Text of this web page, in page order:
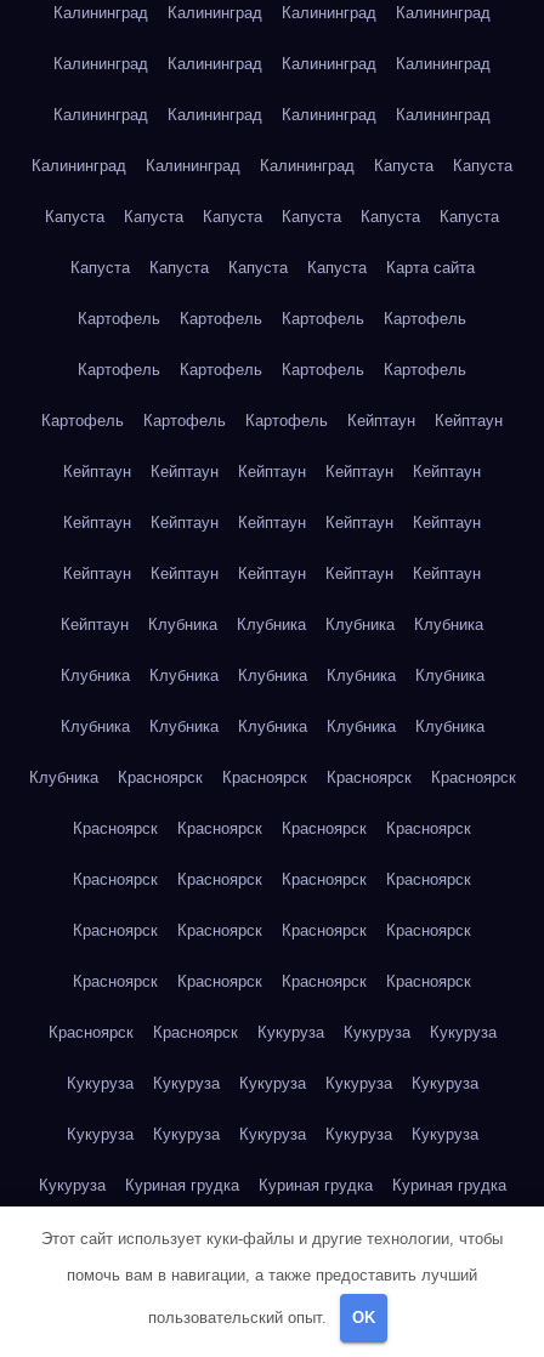
Калининград Калининград Калининград Калининград
Калининград Калининград Калининград Калининград
Калининград Калининград Калининград Калининград
Калининград Калининград Калининград Капуста Капуста
Капуста Капуста Капуста Капуста Капуста Капуста
Капуста Капуста Капуста Капуста Карта сайта
Картофель Картофель Картофель Картофель
Картофель Картофель Картофель Картофель
Картофель Картофель Картофель Кейптаун Кейптаун
Кейптаун Кейптаун Кейптаун Кейптаун Кейптаун
Кейптаун Кейптаун Кейптаун Кейптаун Кейптаун
Кейптаун Кейптаун Кейптаун Кейптаун Кейптаун
Кейптаун Клубника Клубника Клубника Клубника
Клубника Клубника Клубника Клубника Клубника
Клубника Клубника Клубника Клубника Клубника
Клубника Красноярск Красноярск Красноярск Красноярск
Красноярск Красноярск Красноярск Красноярск
Красноярск Красноярск Красноярск Красноярск
Красноярск Красноярск Красноярск Красноярск
Красноярск Красноярск Красноярск Красноярск
Красноярск Красноярск Кукуруза Кукуруза Кукуруза
Кукуруза Кукуруза Кукуруза Кукуруза Кукуруза
Кукуруза Кукуруза Кукуруза Кукуруза Кукуруза
Кукуруза Куриная грудка Куриная грудка Куриная грудка
Куриная грудка Куриная грудка Куриная грудка
Куриная грудка Куриная грудка
Куриная грудка
Этот сайт использует куки-файлы и другие технологии, чтобы
помочь вам в навигации, а также предоставить лучший
пользовательский опыт. OK